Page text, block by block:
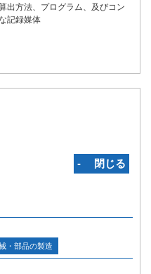
出方法、プログラム、及びコン
記録媒体
‐ 閉じる
・部品の製造